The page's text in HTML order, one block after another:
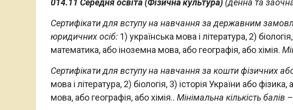
014.11 Середня освіта (Фізична культура) (денна та
Сертифікати для вступу на навчання за державним
юридичних осіб: 1) українська мова і література, 2)
математика, або іноземна мова, або географія, або хімія.
Сертифікати для вступу на навчання за кошти фізичних
мова і література, 2) біологія, 3) історія України або
мова, або географія, або хімія.. Мінімальна кількість балів